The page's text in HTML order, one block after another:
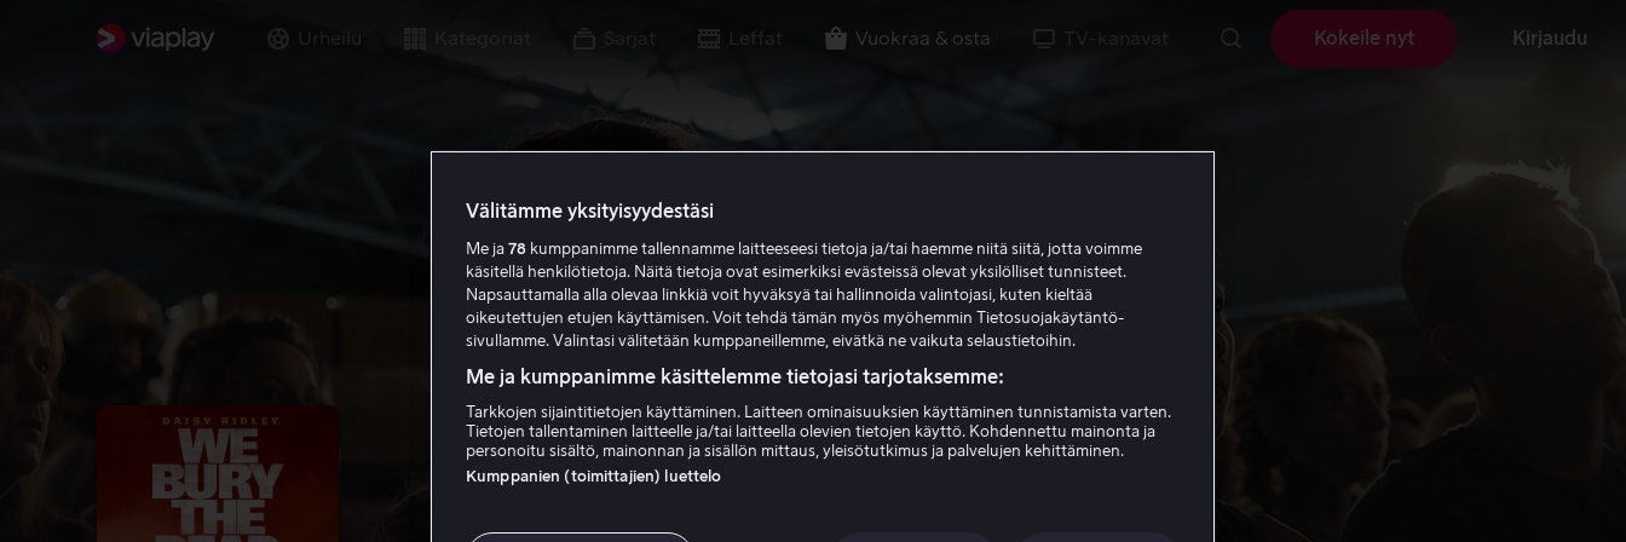
Urheilu Sarjat Leffat Vuokraa & osta TV-kanavat Kokeile nyt Kirjaudu
Välitämme yksityisyydestäsi
Me ja 78 kumppanimme tallennamme laitteeseesi tietoja ja/tai haemme niitä siitä, jotta voimme
käsitellä henkilötietoja. Näitä tietoja ovat esimerkiksi evästeissä olevat yksilölliset tunnisteet.
Napsauttamalla alla olevaa linkkiä voit hyväksyä tai hallinnoida valintojasi, kuten kieltää
oikeutettujen etujen käyttämisen. Voit tehdä tämän myös myöhemmin Tietosuojakäytäntö-
sivullamme. Valintasi välitetään kumppaneillemme, eivätkä ne vaikuta selaustietoihin.
Me ja kumppanimme käsittelemme tietojasi tarjotaksemme:
Tarkkojen sijaintitietojen käyttäminen. Laitteen ominaisuuksien käyttäminen tunnistamista varten.
Tietojen tallentaminen laitteelle ja/tai laitteella olevien tietojen käyttö. Kohdennettu mainonta ja
personoitu sisältö, mainonnan ja sisällön mittaus, yleisötutkimus ja palvelujen kehittäminen.
Kumppanien (toimittajien) luettelo